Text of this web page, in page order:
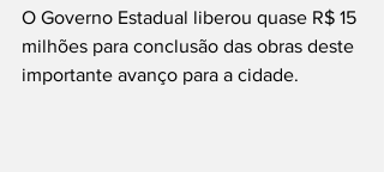
O Governo Estadual liberou quase R$ 15
milhões para conclusão das obras deste
importante avanço para a cidade.